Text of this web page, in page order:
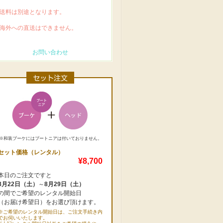
料は別途となります。
外への直送はできません。
お問い合わせ
和装ブーケにはブートニアは付いておりません。
ット価格（レンタル）
¥8,700
日のご注文ですと
月22日（土）
～8月29日（土）
間でご希望のレンタル開始日
お届け希望日）をお選び頂けます。
ご希望のレンタル開始日は、ご注文手続き内
お伺いいたします。